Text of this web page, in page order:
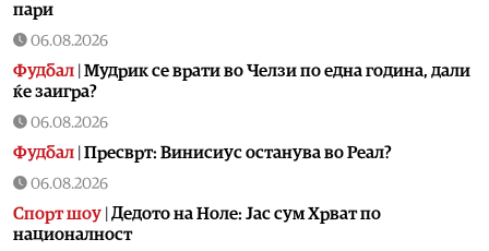
пари
06.08.2026
Фудбал Мудрик се врати во Челзи по една година, дали
ќе заигра?
06.08.2026
Фудбал Пресврт: Винисиус останува во Реал?
06.08.2026
Спорт шоу Дедото на Ноле: Јас сум Хрват по
националност